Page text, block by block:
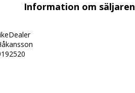
Information om säljaren